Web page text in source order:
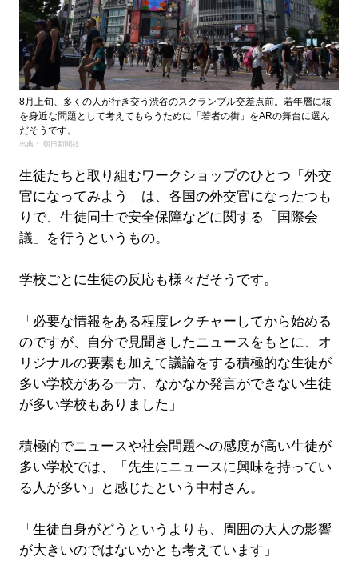
8月上旬、多くの人が行き交う渋谷のスクランブル交差点前。若年層に核
を身近な問題として考えてもらうために「若者の街」をARの舞台に選ん
だそうです。
出典： 朝日新聞社
生徒たちと取り組むワークショップのひとつ「外交
官になってみよう」は、各国の外交官になったつも
りで、生徒同士で安全保障などに関する「国際会
議」を行うというもの。
学校ごとに生徒の反応も様々だそうです。
「必要な情報をある程度レクチャーしてから始める
のですが、自分で見聞きしたニュースをもとに、オ
リジナルの要素も加えて議論をする積極的な生徒が
多い学校がある一方、なかなか発言ができない生徒
が多い学校もありました」
積極的でニュースや社会問題への感度が高い生徒が
多い学校では、「先生にニュースに興味を持ってい
る人が多い」と感じたという中村さん。
「生徒自身がどうというよりも、周囲の大人の影響
が大きいのではないかとも考えています」